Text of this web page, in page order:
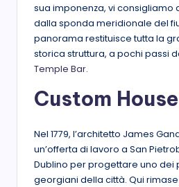
sua imponenza, vi consigliamo
dalla sponda meridionale del
panorama restituisce tutta la
storica struttura, a pochi passi
Temple Bar.
Custom
Nel 1779, l’architetto James
un’offerta di lavoro a San
Dublino per progettare uno dei
georgiani della città. Qui